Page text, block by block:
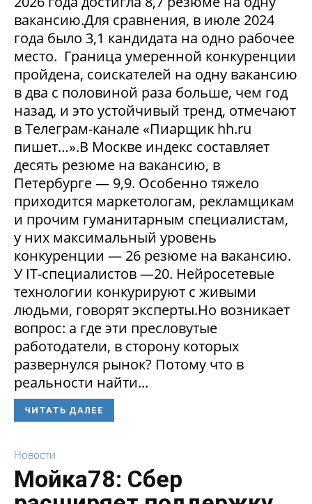
вакансию.Для сравнения, в июле 2024
года было 3,1 кандидата на одно рабочее
место. Граница умеренной конкуренции
пройдена, соискателей на одну вакансию
в два с половиной раза больше, чем год
назад, и это устойчивый тренд, отмечают
в Телеграм-канале «Пиарщик hh.ru
пишет…».В Москве индекс составляет
десять резюме на вакансию, в
Петербурге — 9,9. Особенно тяжело
приходится маркетологам, рекламщикам
и прочим гуманитарным специалистам,
у них максимальный уровень
конкуренции — 26 резюме на вакансию.
У IT-специалистов —20. Нейросетевые
технологии конкурируют с живыми
людьми, говорят эксперты.Но возникает
вопрос: а где эти пресловутые
работодатели, в сторону которых
развернулся рынок? Потому что в
реальности найти...
ЧИТАТЬ ДАЛЕЕ
Новости
Мойка78: Сбер